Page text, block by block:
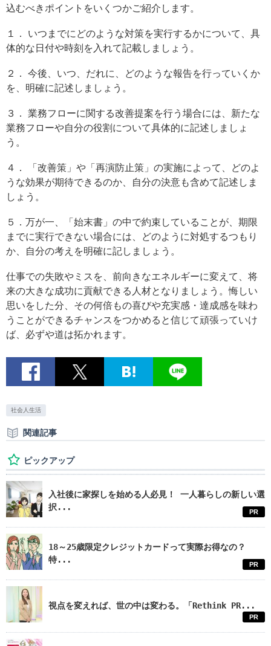
込むべきポイントをいくつかご紹介します。
１． いつまでにどのような対策を実行するかについて、具
体的な日付や時刻を入れて記載しましょう。
２． 今後、いつ、だれに、どのような報告を行っていくか
を、明確に記述しましょう。
３． 業務フローに関する改善提案を行う場合には、新たな
業務フローや自分の役割について具体的に記述しましょ
う。
４． 「改善策」や「再演防止策」の実施によって、どのよ
うな効果が期待できるのか、自分の決意も含めて記述しま
しょう。
５．万が一、「始末書」の中で約束していることが、期限
までに実行できない場合には、どのように対処するつもり
か、自分の考えを明確に記しましょう。
仕事での失敗やミスを、前向きなエネルギーに変えて、将
来の大きな成功に貢献できる人材となりましょう。悔しい
思いをした分、その何倍もの喜びや充実感・達成感を味わ
うことができるチャンスをつかめると信じて頑張っていけ
ば、必ずや道は拓かれます。
社会人生活
関連記事
ピックアップ
入社後に家探しを始める人必見！ 一人暮らしの新しい選
択...
PR
18～25歳限定クレジットカードって実際お得なの？
特...
PR
視点を変えれば、世の中は変わる。「Rethink PR...
PR